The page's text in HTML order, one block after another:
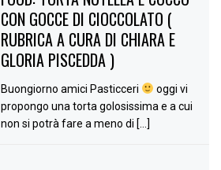
CON GOCCE DI CIOCCOLATO (
RUBRICA A CURA DI CHIARA E
GLORIA PISCEDDA )
Buongiorno amici Pasticceri
oggi vi
propongo una torta golosissima e a cui
non si potrà fare a meno di […]